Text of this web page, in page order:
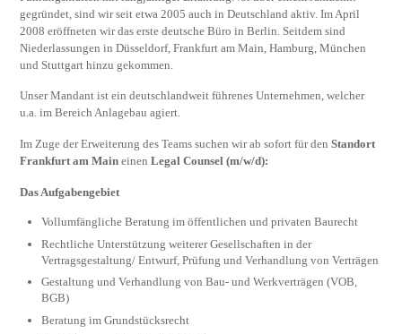
gegründet, sind wir seit etwa 2005 auch in Deutschland aktiv. Im April
2008 eröffneten wir das erste deutsche Büro in Berlin. Seitdem sind
Niederlassungen in Düsseldorf, Frankfurt am Main, Hamburg, München
und Stuttgart hinzu gekommen.
Unser Mandant ist ein deutschlandweit führenes Unternehmen, welcher
u.a. im Bereich Anlagebau agiert.
Im Zuge der Erweiterung des Teams suchen wir ab sofort für denStandort
Frankfurt am Main einenLegal Counsel (m/w/d):
Das Aufgabengebiet
Vollumfängliche Beratung im öffentlichen und privaten Baurecht
Rechtliche Unterstützung weiterer Gesellschaften in der
Vertragsgestaltung/ Entwurf, Prüfung und Verhandlung von Verträgen
Gestaltung und Verhandlung von Bau- und Werkverträgen (VOB,
BGB)
Beratung im Grundstücksrecht